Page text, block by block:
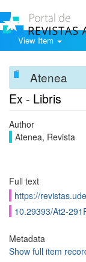
View Item
Atenea
Ex - Libris
Author
Atenea, Revista
Full text
https://
10.29393/At2-
Metadata
Show full item